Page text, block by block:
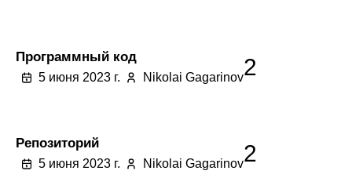
Программный код
5 июня 2023 г. Nikolai Gagarinov2
Репозиторий
5 июня 2023 г. Nikolai Gagarinov2